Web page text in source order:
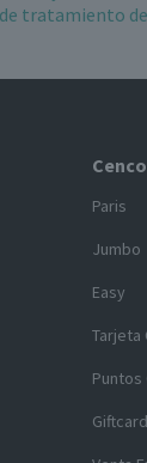
tratamiento
Paris
Jumbo
Easy
Tarjeta
Puntos
Giftcard